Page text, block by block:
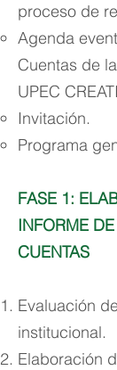
proceso de
Agenda
Cuentas de
UPEC
Invitación.
Programa
FASE 1:
INFORME
CUENTAS
Evaluación
institucional.
Elaboración